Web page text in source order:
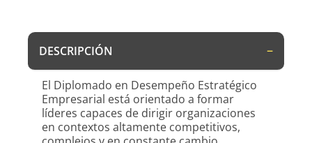
DESCRIPCIÓN
El Diplomado en Desempeño Estratégico
Empresarial está orientado a formar
líderes capaces de dirigir organizaciones
en contextos altamente competitivos,